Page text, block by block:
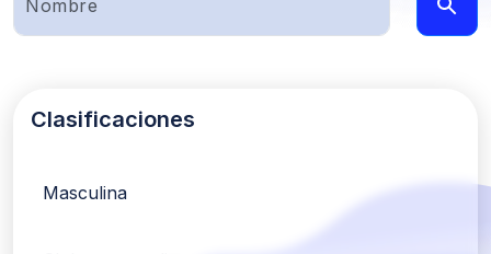
Clasificaciones
Masculina